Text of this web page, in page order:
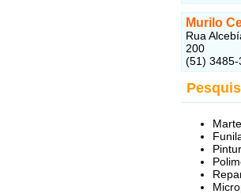
Murilo
Rua
200
(51) 3485-